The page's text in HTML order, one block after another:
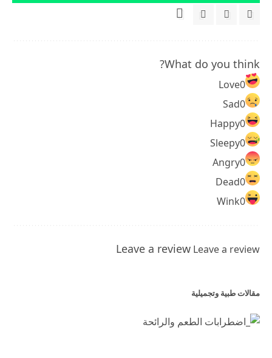
What do you think?
Love0
Sad0
Happy0
Sleepy0
Angry0
Dead0
Wink0
Leave a review Leave a review
مقالات طبية وتجميلية